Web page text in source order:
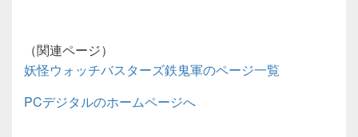
（関連ページ）
妖怪ウォッチバスターズ鉄鬼軍のページ一覧
PCデジタルのホームページへ